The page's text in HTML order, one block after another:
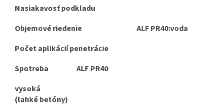
Nasiakavosť podkladu
Objemové riedenie ALF PR40:voda
Počet aplikácií penetrácie
Spotreba ALF PR40
vysoká
(ľahké betóny)